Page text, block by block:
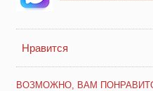
Нравится
ВОЗМОЖНО, ВАМ